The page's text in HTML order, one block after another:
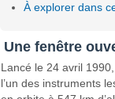
À explorer dans
Une fenêtre
Lancé le 24 avril
l’un des instruments